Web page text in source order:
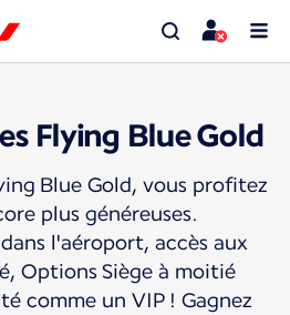
Flying Blue Gold
Blue Gold, vous profitez
plus généreuses.
l'aéroport, accès aux
Options Siège à moitié
comme un VIP ! Gagnez